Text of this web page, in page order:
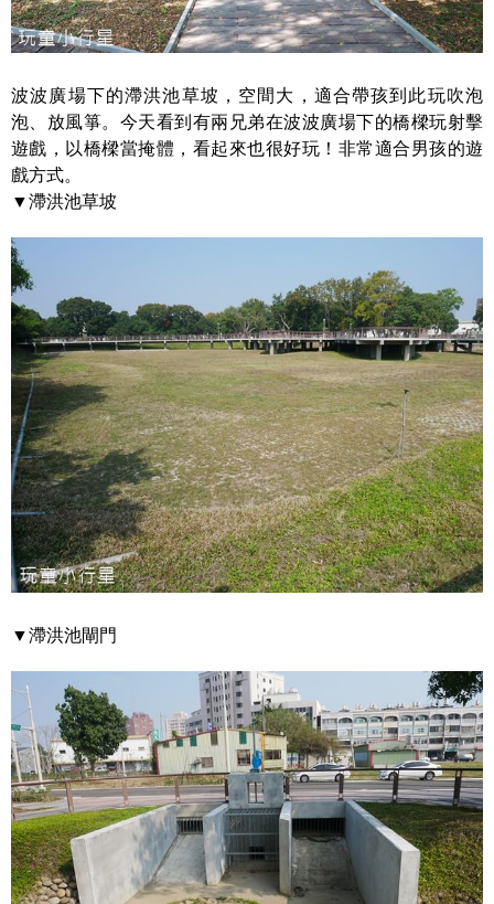
波波廣場下的滯洪池草坡，空間大，適合帶孩到此玩吹泡
泡、放風箏。今天看到有兩兄弟在波波廣場下的橋樑玩射擊
遊戲，以橋樑當掩體，看起來也很好玩！非常適合男孩的遊
戲方式。
▼滯洪池草坡
▼滯洪池閘門